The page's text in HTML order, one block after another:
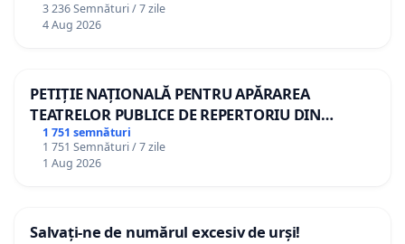
3 236 Semnături / 7 zile
4 Aug 2026
PETIȚIE NAȚIONALĂ PENTRU APĂRAREA
TEATRELOR PUBLICE DE REPERTORIU DIN
ROMÂNIA
1 751 semnături
1 751 Semnături / 7 zile
1 Aug 2026
Salvați-ne de numărul excesiv de urși!